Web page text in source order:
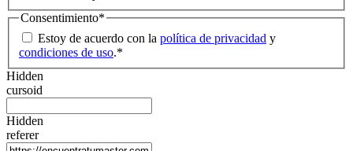
Consentimiento*
Estoy de acuerdo con la política de privacidad y
condiciones de uso.*
Hidden
cursoid
Hidden
referer